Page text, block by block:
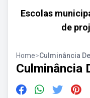
Escolas
de
Home>Culminância
Culminância